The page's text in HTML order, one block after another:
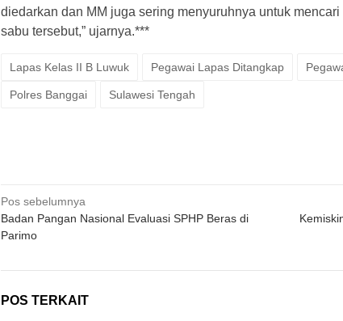
diedarkan dan MM juga sering menyuruhnya untuk
sabu tersebut,” ujarnya.***
Lapas Kelas II B Luwuk Pegawai Lapas Ditangkap
Polres Banggai Sulawesi Tengah
Navigasi
pos
Pos sebelumnya
Badan Pangan Nasional Evaluasi SPHP Beras di
Parimo
POS TERKAIT